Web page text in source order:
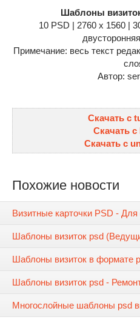
Шаблоны
10 PSD | 2760 x 1560 |
Примечание: весь текст
Автор:
Скачать с
Скачать
Скачать с
Похожие новости
Визитные карточки PSD -
Шаблоны визиток psd
Шаблоны визиток в формате
Шаблоны визиток psd -
Многослойные шаблоны psd